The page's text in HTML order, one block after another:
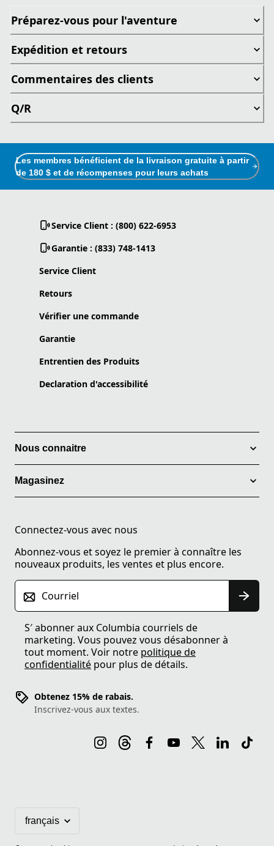
Préparez-vous pour l'aventure
Expédition et retours
Commentaires des clients
Q/R
Les membres bénéficient de la livraison gratuite à partir
de 180 $ et de récompenses pour leurs achats
Service Client : (800) 622-6953
Garantie : (833) 748-1413
Service Client
Retours
Vérifier une commande
Garantie
Entrentien des Produits
Declaration d'accessibilité
Nous connaitre
Magasinez
Connectez-vous avec nous
Abonnez-vous et soyez le premier à connaître les
nouveaux produits, les ventes et plus encore.
Courriel
S′ abonner aux Columbia courriels de
marketing. Vous pouvez vous désabonner à
tout moment. Voir notre politique de
confidentialité pour plus de détails.
Obtenez 15% de rabais.
Inscrivez-vous aux textes.